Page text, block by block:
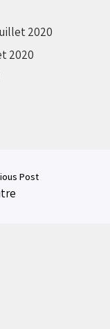
2020
2020
Post